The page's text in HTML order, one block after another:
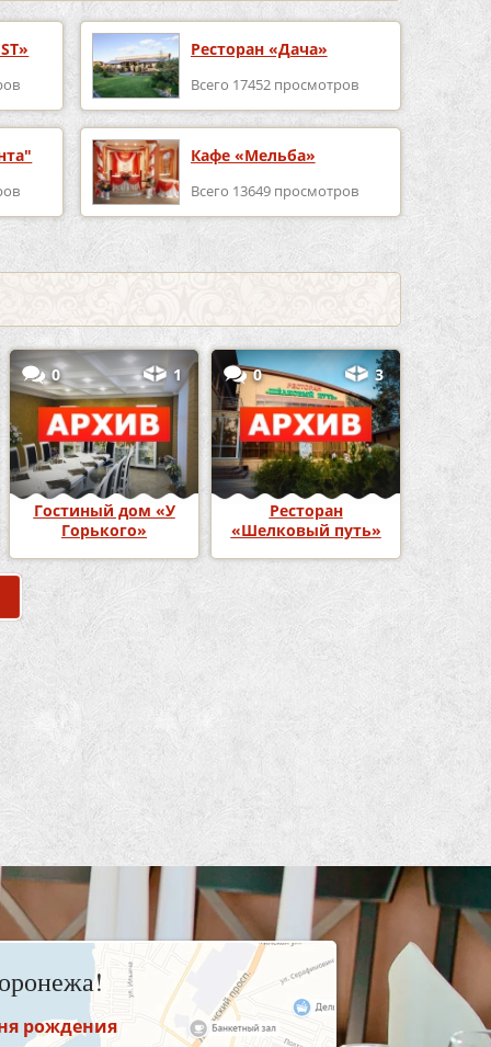
Ресторан «Дача»
Всего 17452 просмотров
Кафе «Мельба»
Всего 13649 просмотров
0 1
Гостиный дом «У
Горького»
0 3
Ресторан
«Шелковый путь»
рождения